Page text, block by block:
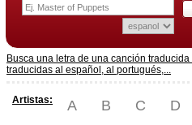
Busca una letra de una canción
traducidas al español, al portugués,...
Artistas: A B C D